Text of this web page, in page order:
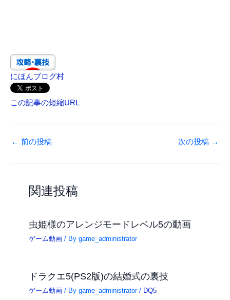
にほんブログ村
この記事の短縮URL
← 前の投稿 次の投稿 →
関連投稿
虫姫様のアレンジモードレベル5の動画
ゲーム動画 / Bygame_administrator
ドラクエ5(PS2版)の結婚式の裏技
ゲーム動画 / Bygame_administrator/ DQ5